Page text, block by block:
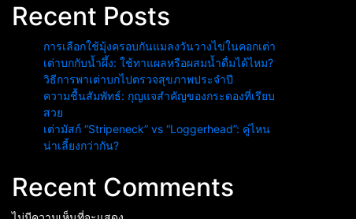
Recent Posts
การเลือกใช้มุ้งครอบกันแมลงวันวางไข่ในคอกเต่า
เต่าบกกับน้ำผึ้ง: ใช้ทาแผลหรือผสมน้ำดื่มได้ไหม?
วิธีการพาเต่าบกไปตรวจสุขภาพประจำปี
ความชื้นสัมพัทธ์: กุญแจสำคัญของกระดองที่เรียบ
สวย
เต่ามัสก์ “Stripeneck” vs “Loggerhead”: คู่ไหน
น่าเลี้ยงกว่ากัน?
Recent Comments